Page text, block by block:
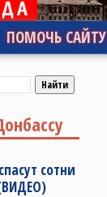
ПОМОЧЬ САЙТУ
сотни